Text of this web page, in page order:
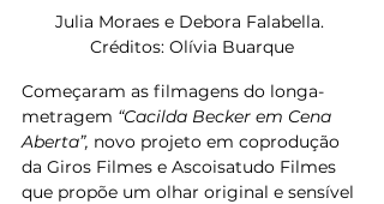
Julia Moraes e Debora Falabella.
Créditos: Olívia Buarque
Começaram as filmagens do longa-
metragem “Cacilda Becker em Cena
Aberta”, novo projeto em coprodução
da Giros Filmes e Ascoisatudo Filmes
que propõe um olhar original e sensível